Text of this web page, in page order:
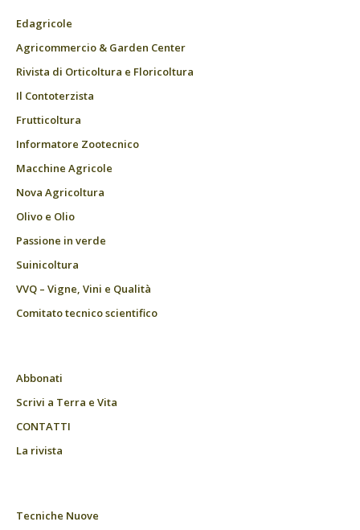
Edagricole
Agricommercio & Garden Center
Rivista di Orticoltura e Floricoltura
Il Contoterzista
Frutticoltura
Informatore Zootecnico
Macchine Agricole
Nova Agricoltura
Olivo e Olio
Passione in verde
Suinicoltura
VVQ – Vigne, Vini e Qualità
Comitato tecnico scientifico
Abbonati
Scrivi a Terra e Vita
CONTATTI
La rivista
Tecniche Nuove